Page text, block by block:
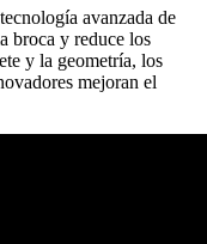
avanzada de
broca y reduce los
y la geometría, los
mejoran el